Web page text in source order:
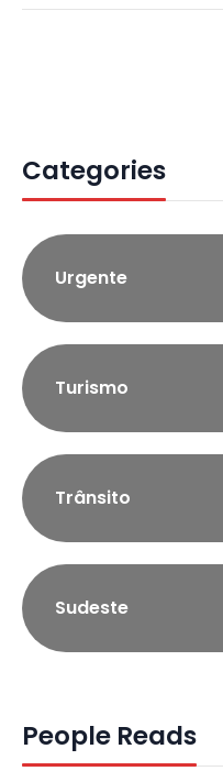
Categories
Urgente
Turismo
Trânsito
Sudeste
People Reads